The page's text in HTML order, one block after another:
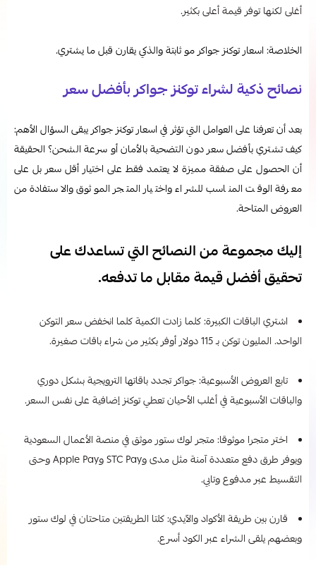
أغلى لكنها توفر قيمة أعلى بكثير.
الخلاصة: اسعار توكنز جواكر مو ثابتة والذكي يقارن قبل ما يشتري.
نصائح ذكية لشراء توكنز جواكر بأفضل سعر
بعد أن تعرفنا على العوامل التي تؤثر في اسعار توكنز جواكر يبقى السؤال الأهم:
كيف تشتري بأفضل سعر دون التضحية بالأمان أو سرعة الشحن؟ الحقيقة
أن الحصول على صفقة مميزة لا يعتمد فقط على اختيار أقل سعر بل على
معرفة الوقت المناسب للشراء واختيار المتجر الموثوق والاستفادة من
العروض المتاحة.
إليك مجموعة من النصائح التي تساعدك على
تحقيق أفضل قيمة مقابل ما تدفعه.
اشتري الباقات الكبيرة: كلما زادت الكمية كلما انخفض سعر التوكن
الواحد. المليون توكن بـ 115 دولار أوفر بكثير من شراء باقات صغيرة.
تابع العروض الأسبوعية: جواكر تجدد باقاتها الترويجية بشكل دوري
والباقات الأسبوعية في أغلب الأحيان تعطي توكنز إضافية على نفس السعر.
اختر متجرا موثوقا: متجر لوك ستور موثق في منصة الأعمال السعودية
ويوفر طرق دفع متعددة آمنة مثل مدى وSTC Pay وApple Pay وحتى
التقسيط عبر مدفوع وتابي.
قارن بين طريقة الأكواد والآيدي: كلتا الطريقتين متاحتان في لوك ستور
وبعضهم يلقى الشراء عبر الكود أسرع.